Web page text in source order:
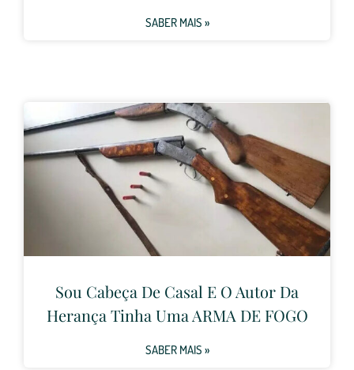
SABER MAIS »
Sou Cabeça De Casal E O Autor Da
Herança Tinha Uma ARMA DE FOGO
SABER MAIS »